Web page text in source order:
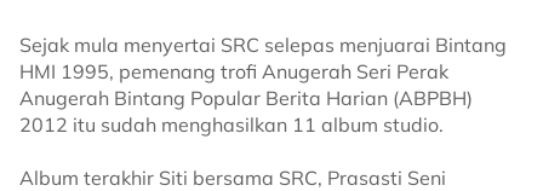
Sejak mula menyertai SRC selepas menjuarai Bintang
HMI 1995, pemenang trofi Anugerah Seri Perak
Anugerah Bintang Popular Berita Harian (ABPBH)
2012 itu sudah menghasilkan 11 album studio.
Album terakhir Siti bersama SRC, Prasasti Seni